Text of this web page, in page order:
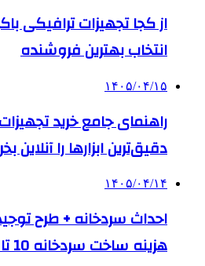
از کجا تجهیزات ترافیکی
انتخاب بهترین فروشنده
۱۴۰۵/۰۴/۱۵
راهنمای جامع خرید
دقیق‌ترین ابزارها را آنلاین
۱۴۰۵/۰۴/۱۴
احداث سردخانه + طرح
هزینه ساخت سردخانه 10 تا 10000 تنی